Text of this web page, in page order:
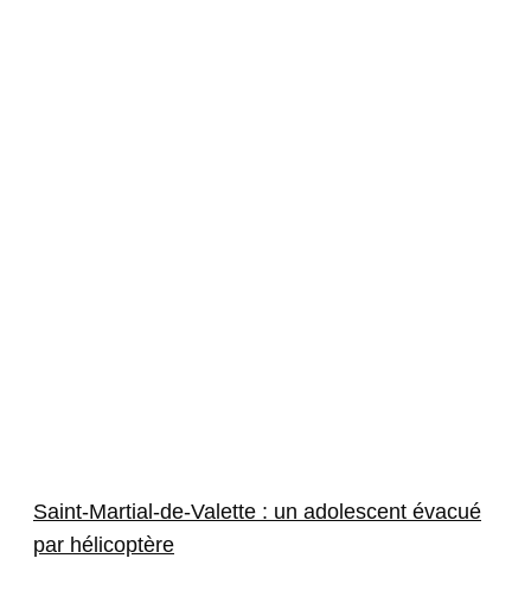
Saint-Martial-de-Valette : un adolescent évacué
par hélicoptère